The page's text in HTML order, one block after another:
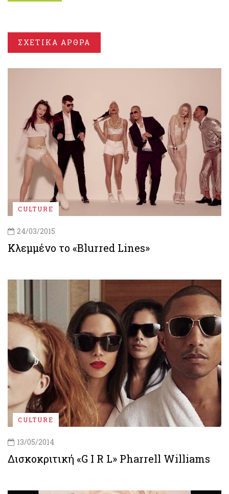
ΣΧΕΤΙΚΑ ΑΡΘΡΑ
CULTURE
24/03/2015
Κλεμμένο το «Blurred Lines»
CULTURE
13/05/2014
Δισκοκριτική «G I R L» Pharrell Williams